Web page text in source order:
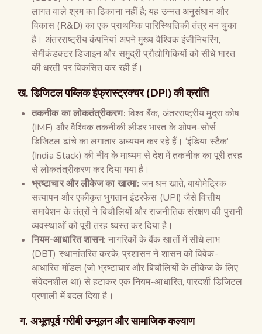
लागत वाले श्रम का ठिकाना नहीं है; यह उन्नत अनुसंधान और
विकास (R&D) का एक प्राथमिक पारिस्थितिकी तंत्र बन चुका
है। अंतरराष्ट्रीय कंपनियां अपने मुख्य वैश्विक इंजीनियरिंग,
सेमीकंडक्टर डिजाइन और समुद्री प्रौद्योगिकियों को सीधे भारत
की धरती पर विकसित कर रही हैं।
ख. डिजिटल पब्लिक इंफ्रास्ट्रक्चर (DPI) की क्रांति
तकनीक का लोकतंत्रीकरण: विश्व बैंक, अंतरराष्ट्रीय मुद्रा कोष
(IMF) और वैश्विक तकनीकी लीडर भारत के ओपन-सोर्स
डिजिटल ढांचे का लगातार अध्ययन कर रहे हैं। ‘इंडिया स्टैक’
(India Stack) की नींव के माध्यम से देश में तकनीक का पूरी तरह
से लोकतंत्रीकरण कर दिया गया है।
भ्रष्टाचार और लीकेज का खात्मा: जन धन खाते, बायोमेट्रिक
सत्यापन और एकीकृत भुगतान इंटरफेस (UPI) जैसे वित्तीय
समावेशन के तंत्रों ने बिचौलियों और राजनीतिक संरक्षण की पुरानी
व्यवस्थाओं को पूरी तरह ध्वस्त कर दिया है।
नियम-आधारित शासन: नागरिकों के बैंक खातों में सीधे लाभ
(DBT) स्थानांतरित करके, प्रशासन ने शासन को विवेक-
आधारित मॉडल (जो भ्रष्टाचार और बिचौलियों के लीकेज के लिए
संवेदनशील था) से हटाकर एक नियम-आधारित, पारदर्शी डिजिटल
प्रणाली में बदल दिया है।
ग. अभूतपूर्व गरीबी उन्मूलन और सामाजिक कल्याण